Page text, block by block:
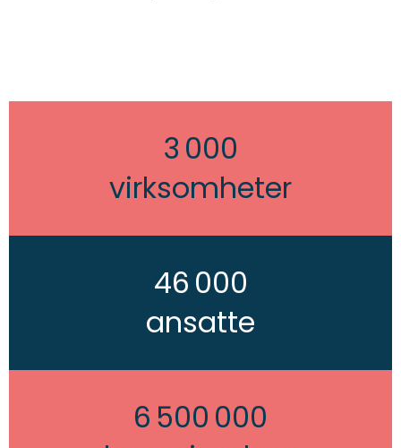
3 000
virksomheter
46 000
ansatte
6 500 000